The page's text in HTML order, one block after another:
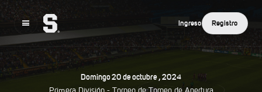
Ingreso Registro
Domingo20DeOctubre,2024